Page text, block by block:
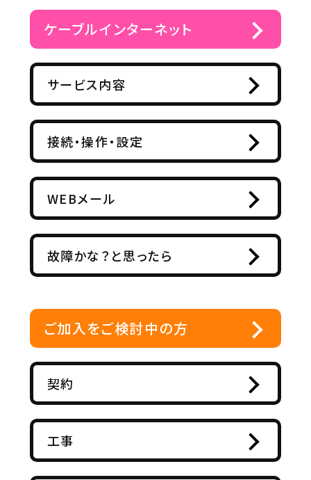
ご加入をご検討中の方
契約
工事
ケーブルインターネット
サービス内容
接続・操作・設定
WEBメール
故障かな？と思ったら